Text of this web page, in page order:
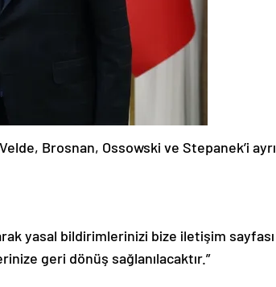
Brosnan, Ossowski ve Stepanek’i ayrı
yasal bildirimlerinizi bize iletişim sayfası
geri dönüş sağlanılacaktır.”